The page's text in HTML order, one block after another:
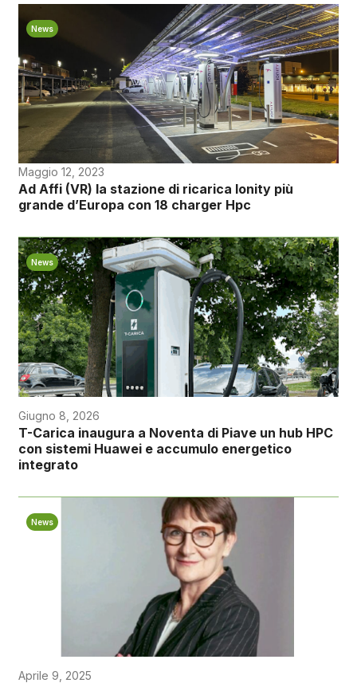
News
Maggio 12, 2023
Ad Affi (VR) la stazione di ricarica Ionity più
grande d’Europa con 18 charger Hpc
News
Giugno 8, 2026
T-Carica inaugura a Noventa di Piave un hub HPC
con sistemi Huawei e accumulo energetico
integrato
News
Aprile 9, 2025